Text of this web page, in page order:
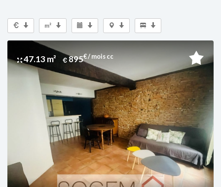
m²
47.13 m² 895€ / mois cc